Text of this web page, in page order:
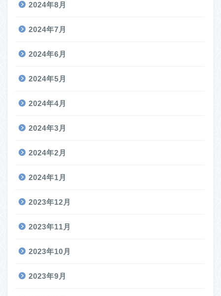
2024年8月
2024年7月
2024年6月
2024年5月
2024年4月
2024年3月
2024年2月
2024年1月
2023年12月
2023年11月
2023年10月
2023年9月